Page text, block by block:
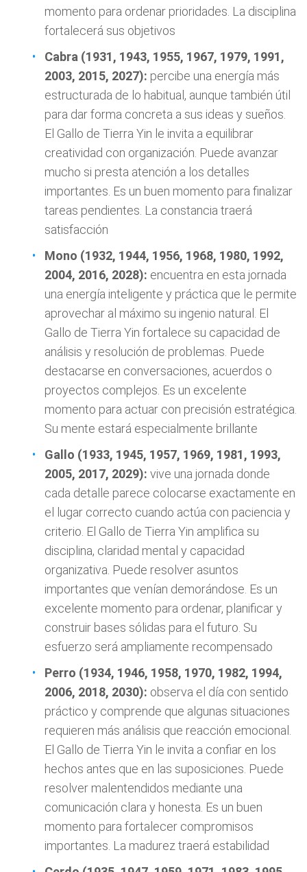
momento para ordenar prioridades. La disciplina
fortalecerá sus objetivos
Cabra (1931, 1943, 1955, 1967, 1979, 1991,
2003, 2015, 2027): percibe una energía más
estructurada de lo habitual, aunque también útil
para dar forma concreta a sus ideas y sueños.
El Gallo de Tierra Yin le invita a equilibrar
creatividad con organización. Puede avanzar
mucho si presta atención a los detalles
importantes. Es un buen momento para finalizar
tareas pendientes. La constancia traerá
satisfacción
Mono (1932, 1944, 1956, 1968, 1980, 1992,
2004, 2016, 2028): encuentra en esta jornada
una energía inteligente y práctica que le permite
aprovechar al máximo su ingenio natural. El
Gallo de Tierra Yin fortalece su capacidad de
análisis y resolución de problemas. Puede
destacarse en conversaciones, acuerdos o
proyectos complejos. Es un excelente
momento para actuar con precisión estratégica.
Su mente estará especialmente brillante
Gallo (1933, 1945, 1957, 1969, 1981, 1993,
2005, 2017, 2029): vive una jornada donde
cada detalle parece colocarse exactamente en
el lugar correcto cuando actúa con paciencia y
criterio. El Gallo de Tierra Yin amplifica su
disciplina, claridad mental y capacidad
organizativa. Puede resolver asuntos
importantes que venían demorándose. Es un
excelente momento para ordenar, planificar y
construir bases sólidas para el futuro. Su
esfuerzo será ampliamente recompensado
Perro (1934, 1946, 1958, 1970, 1982, 1994,
2006, 2018, 2030): observa el día con sentido
práctico y comprende que algunas situaciones
requieren más análisis que reacción emocional.
El Gallo de Tierra Yin le invita a confiar en los
hechos antes que en las suposiciones. Puede
resolver malentendidos mediante una
comunicación clara y honesta. Es un buen
momento para fortalecer compromisos
importantes. La madurez traerá estabilidad